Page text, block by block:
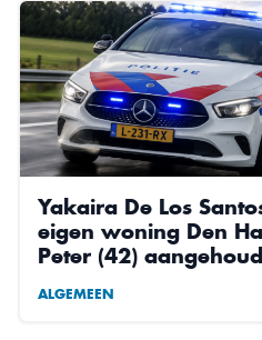
Yakaira De Los
eigen woning Den
Peter (42)
ALGEMEEN